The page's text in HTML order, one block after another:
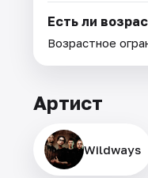
Есть ли
Возрастное
Артист
Wildways